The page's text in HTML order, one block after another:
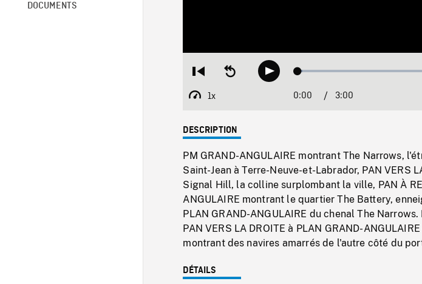
DOCUMENTS
Restart
beginning
Seek
backwardPlay Loaded:
1x
Playback
Current
0:00 / Duration
3:00
DESCRIPTION
PM GRAND-ANGULAIRE montrant The Narrows,
Saint-Jean à Terre-Neuve-et-Labrador, PAN VERS
Signal Hill, la colline surplombant la ville, PAN À
ANGULAIRE montrant le quartier The Battery,
PLAN GRAND-ANGULAIRE du chenal The
PAN VERS LA DROITE à PLAN GRAND-
montrant des navires amarrés de l'autre côté du
DÉTAILS